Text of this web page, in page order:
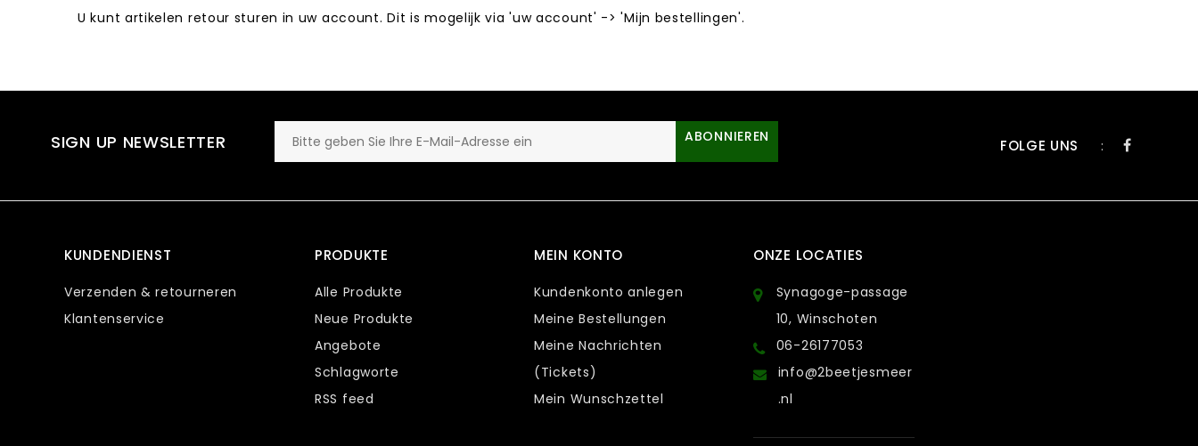
U kunt artikelen retour sturen in uw account. Dit is mogelijk via 'uw account' -> 'Mijn bestellingen'.
SIGN UP NEWSLETTER ABONNIEREN FOLGE UNS :
KUNDENDIENST
Verzenden & retourneren
Klantenservice
PRODUKTE
Alle Produkte
Neue Produkte
Angebote
Schlagworte
RSS feed
MEIN KONTO
Kundenkonto anlegen
Meine Bestellungen
Meine Nachrichten
(Tickets)
Mein Wunschzettel
ONZE LOCATIES
Synagoge-passage
10, Winschoten
06-26177053
info@2beetjesmeer
.nl